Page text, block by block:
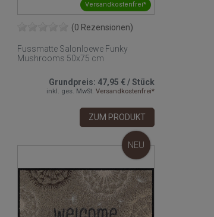
Versandkostenfrei*
(0 Rezensionen)
Fussmatte Salonloewe Funky
Mushrooms 50x75 cm
Grundpreis: 47,95 €/Stück
inkl. ges. MwSt. Versandkostenfrei*
ZUM PRODUKT
NEU